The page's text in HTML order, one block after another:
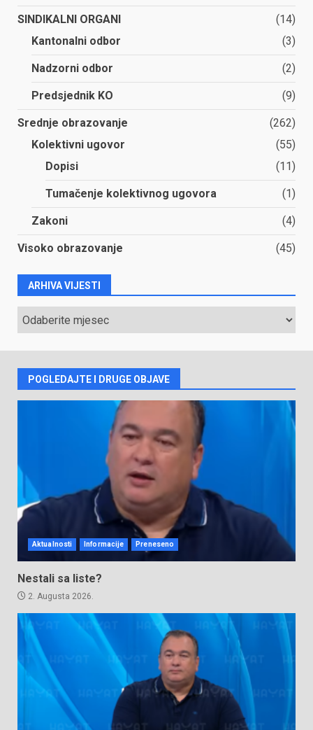
SINDIKALNI ORGANI
(14)
Kantonalni odbor
(3)
Nadzorni odbor (2)
Predsjednik KO (9)
Srednje obrazovanje
(262)
Kolektivni ugovor
(55)
Dopisi
(11)
Tumačenje kolektivnog ugovora (1)
Zakoni (4)
Visoko obrazovanje (45)
ARHIVA VIJESTI
ARHIVA
VIJESTI
POGLEDAJTE I DRUGE OBJAVE
Aktualnosti Informacije Preneseno
Nestali sa liste?
2. Augusta 2026.